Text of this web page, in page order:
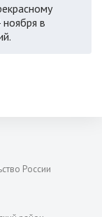
в
России